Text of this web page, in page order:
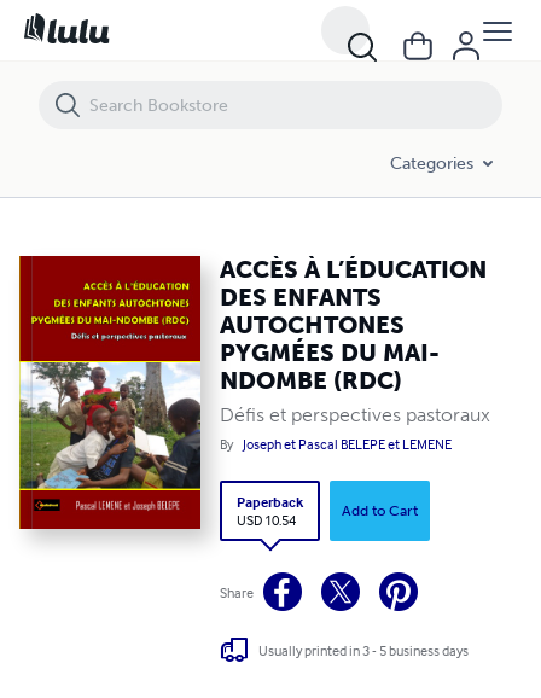
Categories
ACCÈS À L’ÉDUCATION
DES ENFANTS
AUTOCHTONES
PYGMÉES DU MAI-
NDOMBE (RDC)
Défis et perspectives pastoraux
By Joseph et Pascal BELEPE et LEMENE
Paperback
USD 10.54
Add to Cart
Share
Usually printed in 3 - 5 business days
ACCÈS À L’ÉDUCATION DES ENFANTS AUTOCHTONES PYGMÉES DU